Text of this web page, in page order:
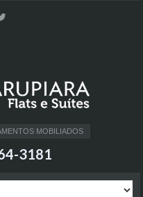
MOBILIADOS
3181